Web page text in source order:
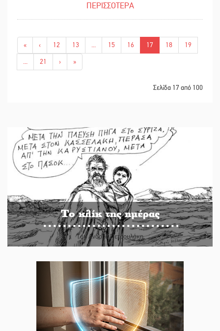
ΠΕΡΙΣΣΟΤΕΡΑ
« ‹ 12 13 ... 15 16 17 18
19
...
21 › »
Σελίδα 17 από 100
Το κλίκ της ημέρας
Του Ανδρέα Πετρουλάκη